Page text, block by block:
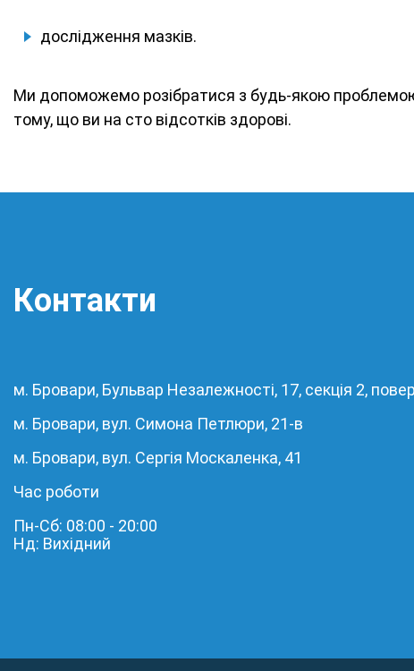
дослідження мазків.
Ми допоможемо розібратися з будь-якою
тому, що ви на сто відсотків здорові.
Контакти
м. Бровари, Бульвар Незалежності, 17, секція 2,
м. Бровари, вул. Симона Петлюри, 21-в
м. Бровари, вул. Сергія Москаленка, 41
Час роботи
Пн-Сб: 08:00 - 20:00
Нд: Вихідний